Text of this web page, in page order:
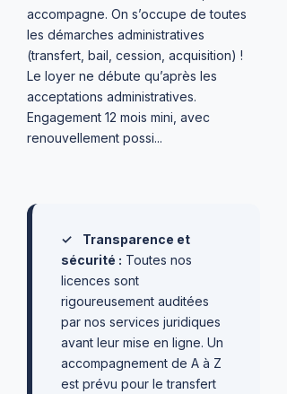
accompagne. On s’occupe de toutes
les démarches administratives
(transfert, bail, cession, acquisition) !
Le loyer ne débute qu’après les
acceptations administratives.
Engagement 12 mois mini, avec
renouvellement possi...
✓
Transparence et
sécurité : Toutes nos
licences sont
rigoureusement auditées
par nos services juridiques
avant leur mise en ligne. Un
accompagnement de A à Z
est prévu pour le transfert